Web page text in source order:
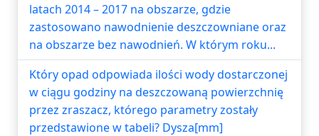
latach 2014 – 2017 na obszarze, gdzie
zastosowano nawodnienie deszczowniane oraz
na obszarze bez nawodnień. W którym roku...
Który opad odpowiada ilości wody dostarczonej
w ciągu godziny na deszczowaną powierzchnię
przez zraszacz, którego parametry zostały
przedstawione w tabeli? Dysza[mm]